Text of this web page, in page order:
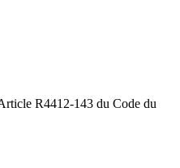
R4412-143 du Code du